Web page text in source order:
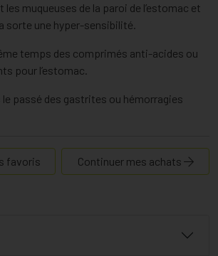
muqueuses de la paroi de l’estomac et
sorte une hyper-sensibilité.
temps des comprimés anti-acides ou
pour l’estomac.
le passé des gastrites ou hémorragies
favoris Continuer mes achats